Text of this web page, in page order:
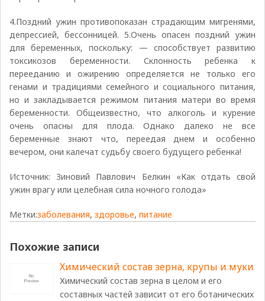
4.Поздний ужин противопоказан страдающим мигренями,
депрессией, бессонницей. 5.Очень опасен поздний ужин
для беременных, поскольку: — способствует развитию
токсикозов беременности. Склонность ребенка к
перееданию и ожирению определяется не только его
генами и традициями семейного и социального питания,
но и закладывается режимом питания матери во время
беременности. Общеизвестно, что алкоголь и курение
очень опасны для плода. Однако далеко не все
беременные знают что, переедая днем и особенно
вечером, они калечат судьбу своего будущего ребенка!
Источник: Зиновий Павлович Белкин «Как отдать свой
ужин врагу или целебная сила ночного голода»
Метки:заболевания,здоровье,питание
Похожие записи
Химический состав зерна, крупы и муки
Химический состав зерна в целом и его
составных частей зависит от его ботанических